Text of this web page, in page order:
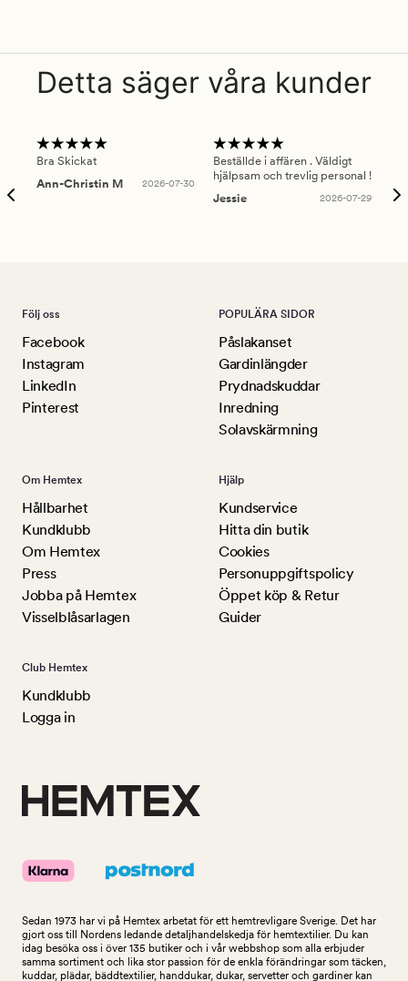
Detta säger våra kunder
Bra Skickat
Ann-Christin M
2026-07-30
Beställde i affären . Väldigt
hjälpsam och trevlig personal !
Jessie
2026-07-29
Följ oss
Facebook
Instagram
LinkedIn
Pinterest
POPULÄRA SIDOR
Påslakanset
Gardinlängder
Prydnadskuddar
Inredning
Solavskärmning
Om Hemtex
Hållbarhet
Kundklubb
Om Hemtex
Press
Jobba på Hemtex
Visselblåsarlagen
Hjälp
Kundservice
Hitta din butik
Cookies
Personuppgiftspolicy
Öppet köp & Retur
Guider
Club Hemtex
Kundklubb
Logga in
Sedan 1973 har vi på Hemtex arbetat för ett hemtrevligare Sverige. Det har
gjort oss till Nordens ledande detaljhandelskedja för hemtextilier. Du kan
idag besöka oss i över 135 butiker och i vår webbshop som alla erbjuder
samma sortiment och lika stor passion för de enkla förändringar som täcken,
kuddar, plädar, bäddtextilier, handdukar, dukar, servetter och gardiner kan